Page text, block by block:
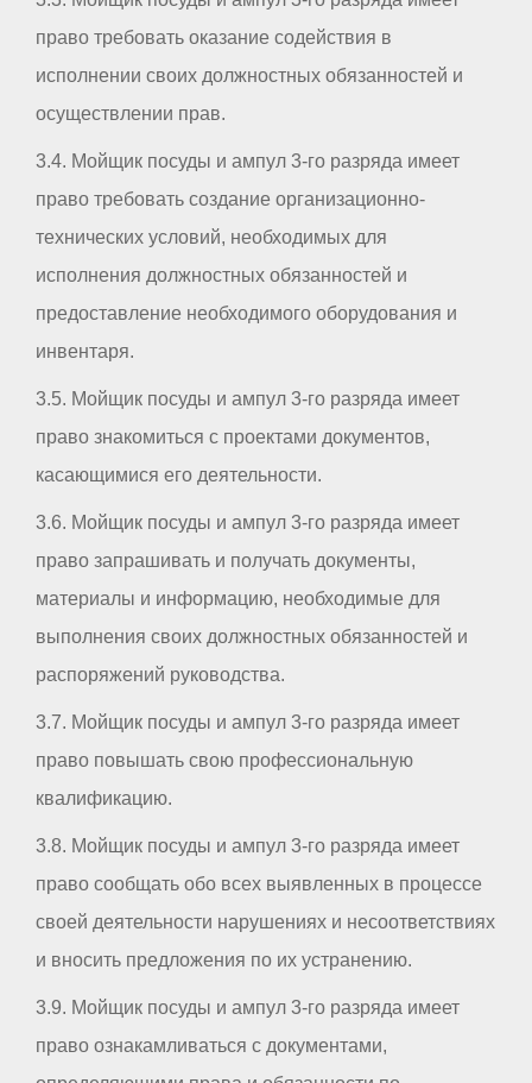
право требовать оказание содействия в
исполнении своих должностных обязанностей и
осуществлении прав.
3.4. Мойщик посуды и ампул 3-го разряда имеет
право требовать создание организационно-
технических условий, необходимых для
исполнения должностных обязанностей и
предоставление необходимого оборудования и
инвентаря.
3.5. Мойщик посуды и ампул 3-го разряда имеет
право знакомиться с проектами документов,
касающимися его деятельности.
3.6. Мойщик посуды и ампул 3-го разряда имеет
право запрашивать и получать документы,
материалы и информацию, необходимые для
выполнения своих должностных обязанностей и
распоряжений руководства.
3.7. Мойщик посуды и ампул 3-го разряда имеет
право повышать свою профессиональную
квалификацию.
3.8. Мойщик посуды и ампул 3-го разряда имеет
право сообщать обо всех выявленных в процессе
своей деятельности нарушениях и несоответствиях
и вносить предложения по их устранению.
3.9. Мойщик посуды и ампул 3-го разряда имеет
право ознакамливаться с документами,